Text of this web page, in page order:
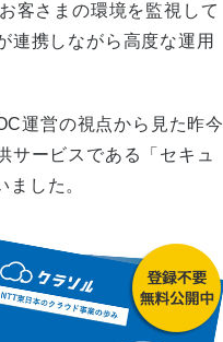
客さまの環境を監視して
連携しながら高度な運用
運営の視点から見た昨今
サービスである「セキュ
した。